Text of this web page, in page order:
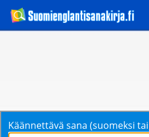
Käännettävä sana (suomeksi